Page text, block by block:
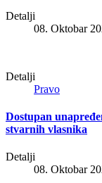
Detalji
08. Oktobar
Detalji
Pravo
Dostupan
stvarnih vlasnika
Detalji
08. Oktobar